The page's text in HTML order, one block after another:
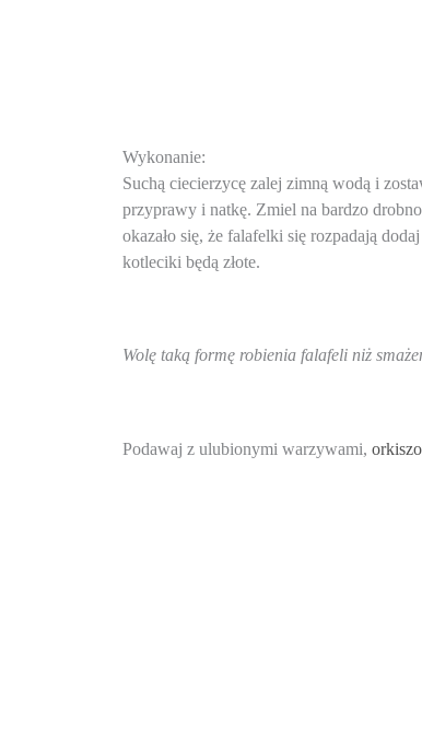
Wykonanie:
Suchą ciecierzycę zalej zimną wodą i
przyprawy i natkę. Zmiel na bardzo
okazało się, że falafelki się rozpadają
kotleciki będą złote.
Wolę taką formę robienia falafeli niż
Podawaj z ulubionymi warzywami,